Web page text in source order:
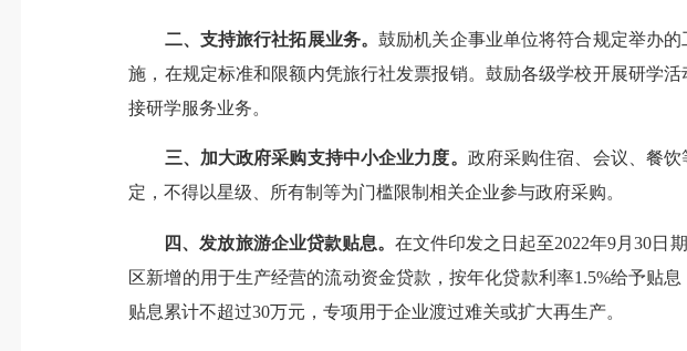
二、支持旅行社拓展业务。鼓励机关企事业单位将符合规定举办
施，在规定标准和限额内凭旅行社发票报销。鼓励各级学校开展研学
接研学服务业务。
三、加大政府采购支持中小企业力度。 政府采购住宿、会议、餐
定，不得以星级、所有制等为门槛限制相关企业参与政府采购。
四、发放旅游企业贷款贴息。 在文件印发之日起至2022年9月30日
区新增的用于生产经营的流动资金贷款，按年化贷款利率1.5%给予贴
贴息累计不超过30万元，专项用于企业渡过难关或扩大再生产。